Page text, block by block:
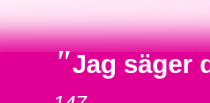
"Jag säger